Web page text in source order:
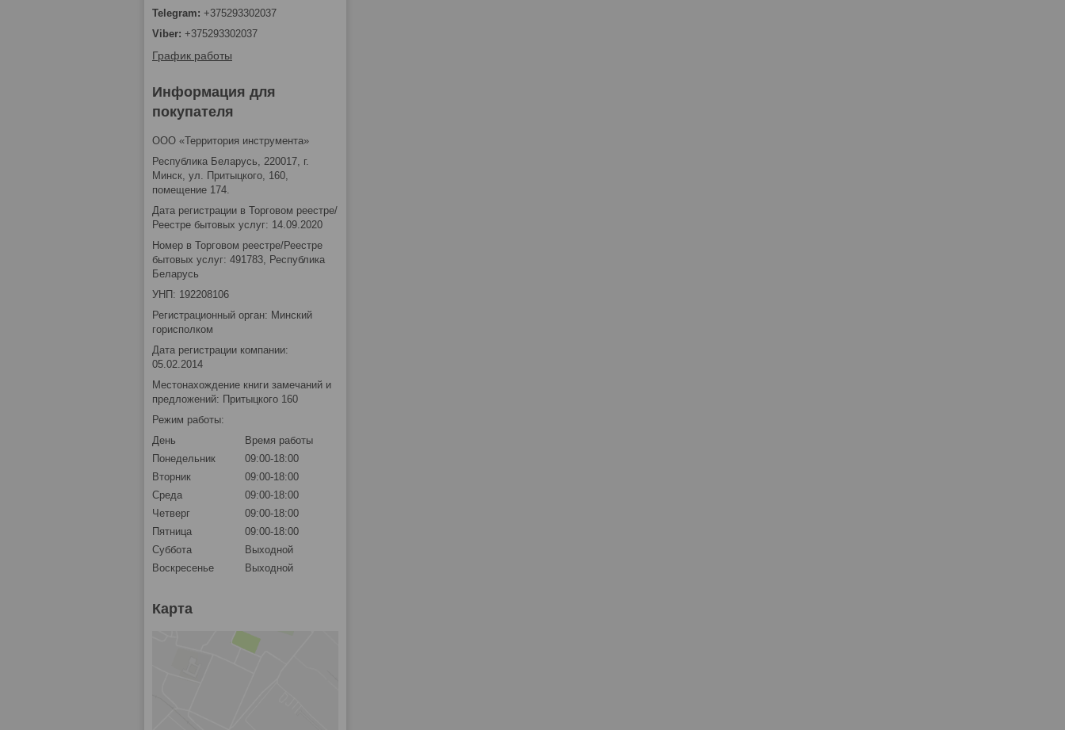
+375293302037
+375293302037
График работы
Информация для
покупателя
ООО «Территория инструмента»
Республика Беларусь, 220017, г.
Минск, ул. Притыцкого, 160,
помещение 174.
Дата регистрации в Торговом реестре/
Реестре бытовых услуг: 14.09.2020
Номер в Торговом реестре/Реестре
бытовых услуг: 491783, Республика
Беларусь
УНП: 192208106
Регистрационный орган: Минский
горисполком
Дата регистрации компании:
05.02.2014
Местонахождение книги замечаний и
предложений: Притыцкого 160
Режим работы:
День
Время работы
Понедельник
09:00-18:00
Вторник
09:00-18:00
Среда
09:00-18:00
Четверг
09:00-18:00
Пятница
09:00-18:00
Суббота
Выходной
Воскресенье
Выходной
Карта